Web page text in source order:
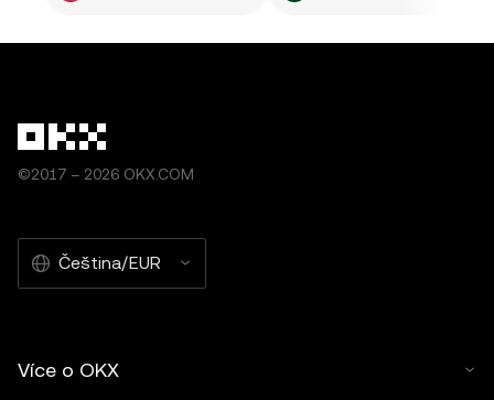
©2017 – 2026 OKX.COM
Čeština/EUR
Více o OKX